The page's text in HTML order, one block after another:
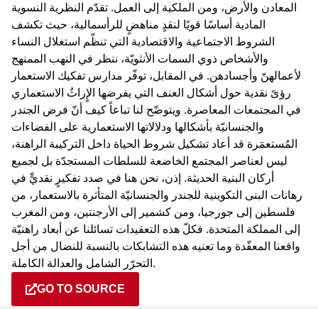
المعادن والأرض، ومن الملكية إلى العمل. تقدّم النظرية النسوية
المادية أساسًا قويًا لنقدٍ مناهضٍ للرأسمالية، حيث تكشف
الشروط الاجتماعية والاقتصادية التي تنظّم استغلال النساء
والأشخاص ذوي السمات الأنثويّة، ننظر في النهب الممنهج
لأعمالهنّ وأجسادهن. في المقابل، توفّر مدارس تفكيك الاستعمار
رؤىً نقدية حول أشكال العنف التي يفرضها الإٍراثُ الاستعماري
في المجتمعات المعاصرة. ويتوضّح لنا تباعاً كيف أنّ فرض الجندر
والجنسانيّة بأشكالها ودلالاتها الاستعمارية على الفضاءات
المُستعمَرة قد أعاد تشكيل شروط الحياة داخل التركيبة الراهنة،
ليس لعناصر المجتمع الخاضعة للسلطات المستجدّة بل لجميع
أركان البنية الحديثة. إذن، نحن هنا في صدد تفكيرٍ نقديٍّ في
رهانات البنى التكوينية للجندر والجنسانيّة المتأثرة بالاستعمار، من
فلسطين إلى جورجيا، ومن كشمير إلى الأرجنتين، ومن المغرب
إلى المملكة المتحدة. فكلّ هذه التعقيدات تسائلنا عن أبعاد راهنيّة
واقعنا المعقّدة وما تعنيه هذه التشابكات بالنسبة للنضال من أجل
التحرّر الشامل والعدالة الكاملة.
GO TO SOURCE